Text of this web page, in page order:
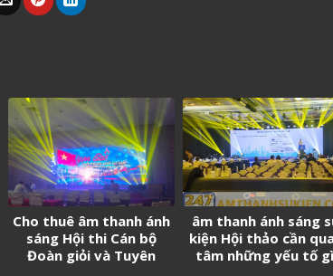
Cho thuê âm thanh ánh
sáng Hội thi Cán bộ
Đoàn giỏi và Tuyên
âm thanh ánh sáng
kiện Hội thảo cần
tâm những yếu tố